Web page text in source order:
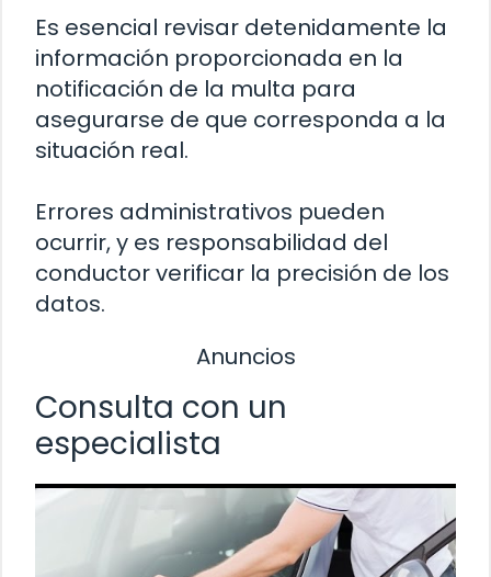
Es esencial revisar detenidamente la
información proporcionada en la
notificación de la multa para
asegurarse de que corresponda a la
situación real.
Errores administrativos pueden
ocurrir, y es responsabilidad del
conductor verificar la precisión de los
datos.
Anuncios
Consulta con un
especialista